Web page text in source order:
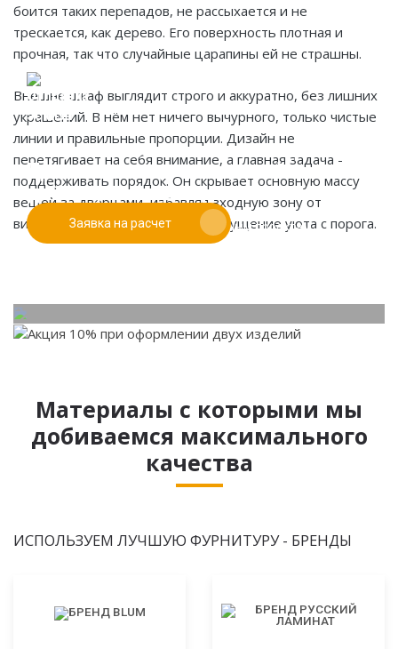
боится таких перепадов, не рассыхается и не
трескается, как дерево. Его поверхность плотная и
прочная, так что случайные царапины ей не страшны.
Внешне шкаф выглядит строго и аккуратно, без лишних
украшений. В нём нет ничего вычурного, только чистые
линии и правильные пропорции. Дизайн не
перетягивает на себя внимание, а главная задача -
поддерживать порядок. Он скрывает основную массу
вещей за дверцами, избавляя входную зону от
визуального шума и создавая ощущение уюта с порога.
Если у вас есть эскиз то вы можете отправить его
Заявка на расчет
При заказе от двух изделий
действует скидка до 10%
Работаем только по индивидуальным проектам.
Адаптируем лучшие идеи дизайнеров под Ваши
Материалы с которыми мы
добиваемся максимального
качества
ИСПОЛЬЗУЕМ ЛУЧШУЮ ФУРНИТУРУ - БРЕНДЫ